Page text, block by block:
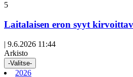
5
Laitalaisen eron syyt
| 9.6.2026 11:44
Arkisto
-Valitse-
2026